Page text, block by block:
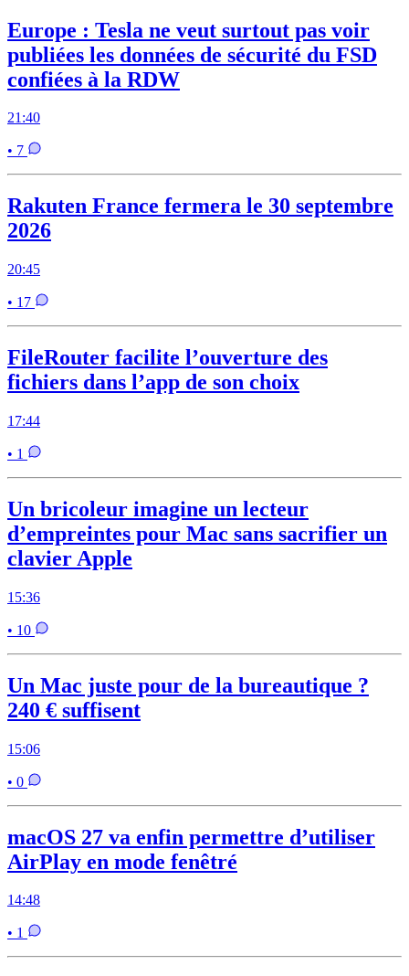
Europe : Tesla ne veut surtout pas voir
publiées les données de sécurité du FSD
confiées à la RDW
21:40
• 7
Rakuten France fermera le 30 septembre
2026
20:45
• 17
FileRouter facilite l’ouverture des
fichiers dans l’app de son choix
17:44
• 1
Un bricoleur imagine un lecteur
d’empreintes pour Mac sans sacrifier un
clavier Apple
15:36
• 10
Un Mac juste pour de la bureautique ?
240 € suffisent
15:06
• 0
macOS 27 va enfin permettre d’utiliser
AirPlay en mode fenêtré
14:48
• 1